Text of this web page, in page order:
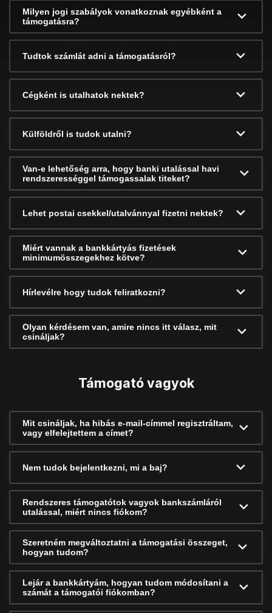
Milyen jogi szabályok vonatkoznak egyébként a
támogatásra?
Tudtok számlát adni a támogatásról?
Cégként is utalhatok nektek?
Külföldről is tudok utalni?
Van-e lehetőség arra, hogy banki utalással havi
rendszerességgel támogassalak titeket?
Lehet postai csekkel/utalvánnyal fizetni nektek?
Miért vannak a bankkártyás fizetések
minimumösszegekhez kötve?
Hírlevélre hogy tudok feliratkozni?
Olyan kérdésem van, amire nincs itt válasz, mit
csináljak?
Támogató vagyok
Mit csináljak, ha hibás e-mail-címmel regisztráltam,
vagy elfelejtettem a címet?
Nem tudok bejelentkezni, mi a baj?
Rendszeres támogatótok vagyok bankszámláról
utalással, miért nincs fiókom?
Szeretném megváltoztatni a támogatási összeget,
hogyan tudom?
Lejár a bankkártyám, hogyan tudom módosítani a
számát a támogatói fiókomban?